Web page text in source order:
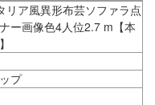
リア風異形布芸ソファラ点
ー画像色4人位2.7 m【本
プ